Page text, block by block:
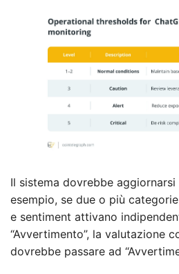
Il sistema dovrebbe
esempio, se due o più
e sentiment attivano
“Avvertimento”, la valutazione
dovrebbe passare ad